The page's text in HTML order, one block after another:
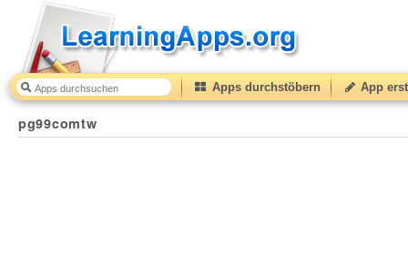
Apps durchstöbern App
pg99comtw